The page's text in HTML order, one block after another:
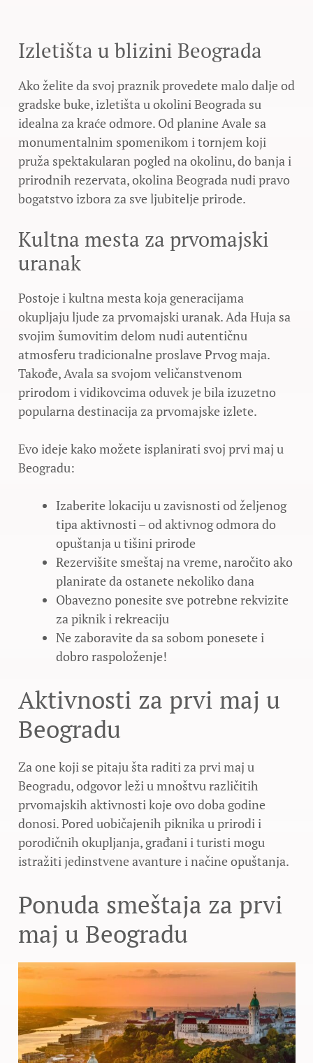
Izletišta u blizini Beograda
Ako želite da svoj praznik provedete malo dalje od
gradske buke, izletišta u okolini Beograda su
idealna za kraće odmore. Od planine Avale sa
monumentalnim spomenikom i tornjem koji
pruža spektakularan pogled na okolinu, do banja i
prirodnih rezervata, okolina Beograda nudi pravo
bogatstvo izbora za sve ljubitelje prirode.
Kultna mesta za prvomajski
uranak
Postoje i kultna mesta koja generacijama
okupljaju ljude za prvomajski uranak. Ada Huja sa
svojim šumovitim delom nudi autentičnu
atmosferu tradicionalne proslave Prvog maja.
Takođe, Avаla sa svojom veličanstvenom
prirodom i vidikovcima oduvek je bila izuzetno
popularna destinacija za prvomajske izlete.
Evo ideje kako možete isplanirati svoj prvi maj u
Beogradu:
Izaberite lokaciju u zavisnosti od željenog
tipa aktivnosti – od aktivnog odmora do
opuštanja u tišini prirode
Rezervišite smeštaj na vreme, naročito ako
planirate da ostanete nekoliko dana
Obavezno ponesite sve potrebne rekvizite
za piknik i rekreaciju
Ne zaboravite da sa sobom ponesete i
dobro raspoloženje!
Aktivnosti za prvi maj u
Beogradu
Za one koji se pitaju šta raditi za prvi maj u
Beogradu, odgovor leži u mnoštvu različitih
prvomajskih aktivnosti koje ovo doba godine
donosi. Pored uobičajenih piknika u prirodi i
porodičnih okupljanja, građani i turisti mogu
istražiti jedinstvene avanture i načine opuštanja.
Ponuda smeštaja za prvi
maj u Beogradu